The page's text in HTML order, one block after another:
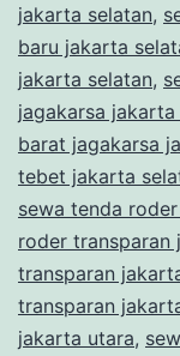
jakarta selatan,
baru jakarta
jakarta selatan,
jagakarsa jakarta
barat jagakarsa
tebet jakarta
sewa tenda
roder transparan
transparan
transparan
jakarta utara,